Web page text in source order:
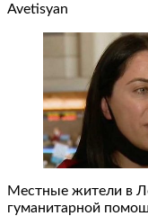
Avetisyan
Местные жители в
гуманитарной